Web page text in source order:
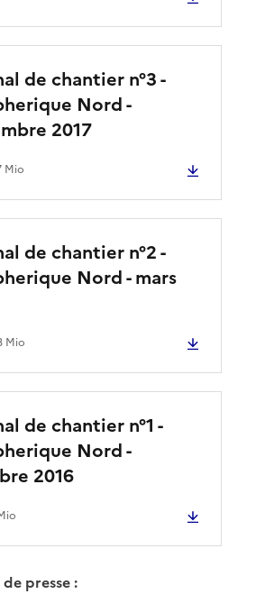
de chantier n°3 -
Nord -
2017
Mio
de chantier n°2 -
Nord - mars
Mio
de chantier n°1 -
Nord -
2016
presse :